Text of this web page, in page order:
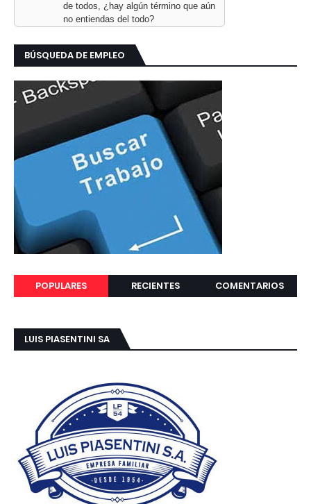
de todos, ¿hay algún término que aún
no entiendas del todo?
BÚSQUEDA DE EMPLEO
POPULARES RECIENTES COMENTARIOS
LUIS PIASENTINI SA